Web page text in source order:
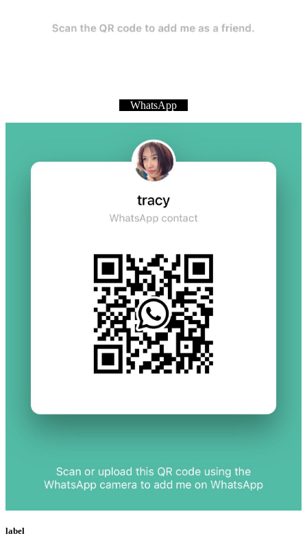
WhatsApp
label